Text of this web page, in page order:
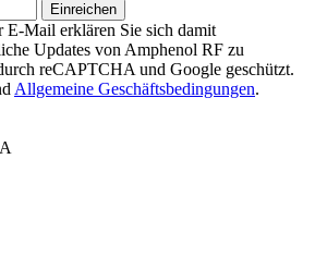
Einreichen
E-Mail erklären Sie sich damit
Updates von Amphenol RF zu
reCAPTCHA und Google geschützt.
Allgemeine Geschäftsbedingungen.